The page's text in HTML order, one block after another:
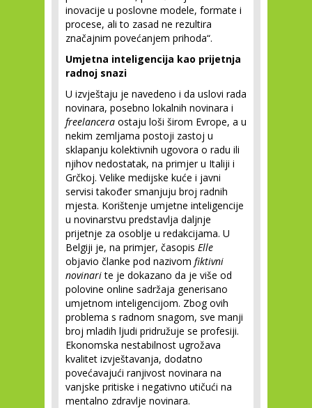
inovacije u poslovne modele, formate i
procese, ali to zasad ne rezultira
značajnim povećanjem prihoda“.
Umjetna inteligencija kao prijetnja
radnoj snazi
U izvještaju je navedeno i da uslovi rada
novinara, posebno lokalnih novinara i
freelancera ostaju loši širom Evrope, a u
nekim zemljama postoji zastoj u
sklapanju kolektivnih ugovora o radu ili
njihov nedostatak, na primjer u Italiji i
Grčkoj. Velike medijske kuće i javni
servisi također smanjuju broj radnih
mjesta. Korištenje umjetne inteligencije
u novinarstvu predstavlja daljnje
prijetnje za osoblje u redakcijama. U
Belgiji je, na primjer, časopis Elle
objavio članke pod nazivom fiktivni
novinarite je dokazano da je više od
polovine online sadržaja generisano
umjetnom inteligencijom. Zbog ovih
problema s radnom snagom, sve manji
broj mladih ljudi pridružuje se profesiji.
Ekonomska nestabilnost ugrožava
kvalitet izvještavanja, dodatno
povećavajući ranjivost novinara na
vanjske pritiske i negativno utičući na
mentalno zdravlje novinara.